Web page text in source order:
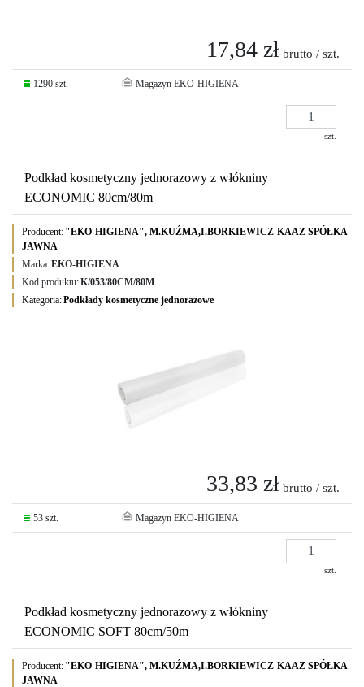
17,84 zł brutto / szt.
1290 szt. Magazyn EKO-HIGIENA
szt.
Podkład kosmetyczny jednorazowy z włókniny
ECONOMIC 80cm/80m
Producent: "EKO-HIGIENA", M.KUŹMA,I.BORKIEWICZ-KAAZ SPÓŁKA
JAWNA
Marka:EKO-HIGIENA
Kod produktu:K/053/80CM/80M
Kategoria:Podkłady kosmetyczne jednorazowe
33,83 zł brutto / szt.
53 szt. Magazyn EKO-HIGIENA
szt.
Podkład kosmetyczny jednorazowy z włókniny
ECONOMIC SOFT 80cm/50m
Producent: "EKO-HIGIENA", M.KUŹMA,I.BORKIEWICZ-KAAZ SPÓŁKA
JAWNA